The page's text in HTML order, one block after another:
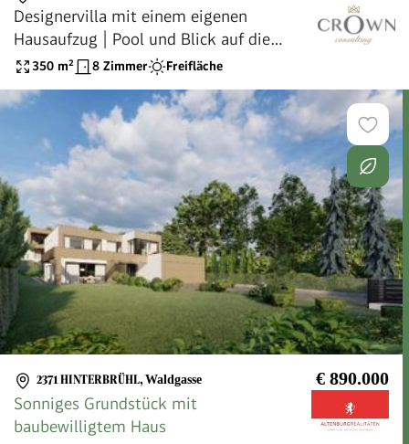
Designervilla mit einem eigenen
Hausaufzug | Pool und Blick auf die
Grünfläche
350 m² 8 Zimmer Freifläche
2371 HINTERBRÜHL, Waldgasse € 890.000
Sonniges Grundstück mit
baubewilligtem Haus